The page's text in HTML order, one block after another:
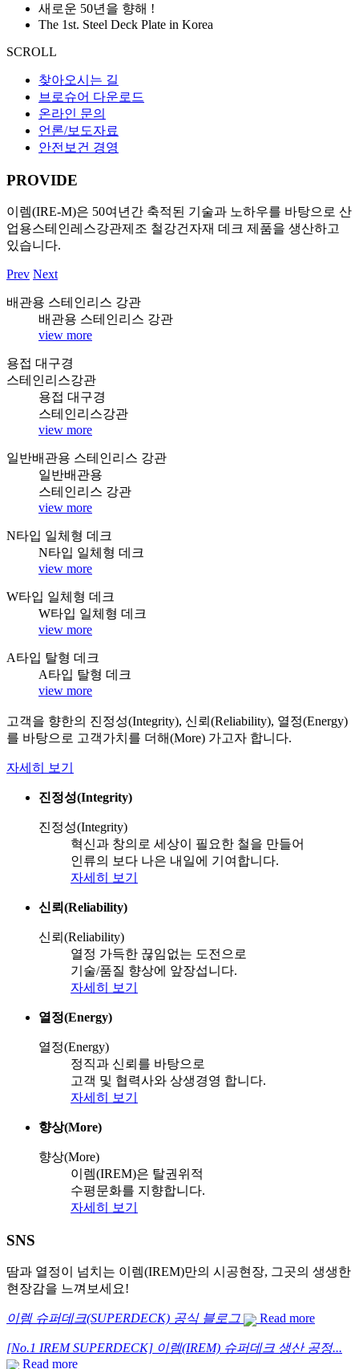
새로운 50년을 향해 !
The 1st. Steel Deck Plate in Korea
SCROLL
찾아오시는 길
브로슈어 다운로드
온라인 문의
언론/보도자료
안전보건 경영
PROVIDE
이렘(IRE-M)은 50여년간 축적된 기술과 노하우를 바탕으로 산
업용스테인레스강관제조 철강건자재 데크 제품을 생산하고
있습니다.
Prev Next
배관용 스테인리스 강관
배관용 스테인리스 강관
view more
용접 대구경
스테인리스강관
용접 대구경
스테인리스강관
view more
일반배관용 스테인리스 강관
일반배관용
스테인리스 강관
view more
N타입 일체형 데크
N타입 일체형 데크
view more
W타입 일체형 데크
W타입 일체형 데크
view more
A타입 탈형 데크
A타입 탈형 데크
view more
고객을 향한의 진정성(Integrity), 신뢰(Reliability), 열정(Energy)
를 바탕으로 고객가치를 더해(More) 가고자 합니다.
자세히 보기
진정성(Integrity)
진정성(Integrity)
혁신과 창의로 세상이 필요한 철을 만들어
인류의 보다 나은 내일에 기여합니다.
자세히 보기
신뢰(Reliability)
신뢰(Reliability)
열정 가득한 끊임없는 도전으로
기술/품질 향상에 앞장섭니다.
자세히 보기
열정(Energy)
열정(Energy)
정직과 신뢰를 바탕으로
고객 및 협력사와 상생경영 합니다.
자세히 보기
향상(More)
향상(More)
이렘(IREM)은 탈권위적
수평문화를 지향합니다.
자세히 보기
SNS
땀과 열정이 넘치는 이렘(IREM)만의 시공현장, 그곳의 생생한
현장감을 느껴보세요!
이렘 슈퍼데크(SUPERDECK) 공식 블로그 Read more
[No.1 IREM SUPERDECK] 이렘(IREM) 슈퍼데크 생산 공정...
Read more